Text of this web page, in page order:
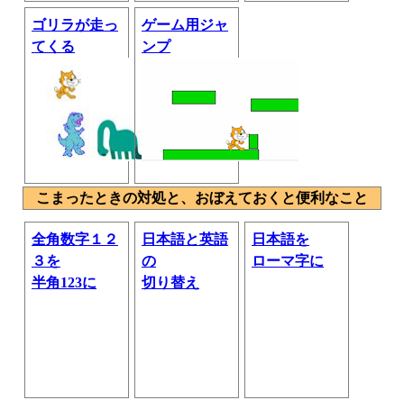
ゴリラが走っ
てくる
ゲーム用ジャ
ンプ
こまったときの対処と、おぼえておくと便利なこと
全角数字１２
３を
半角123に
日本語と英語
の
切り替え
日本語を
ローマ字に